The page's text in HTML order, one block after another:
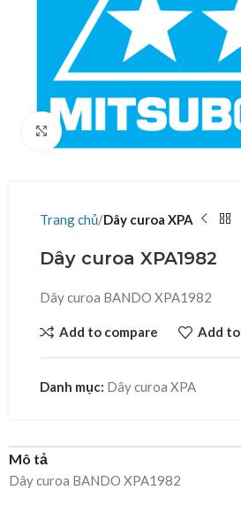
Click to enlarge
Trang chủ Dây curoa XPA
Dây curoa XPA1982
Dây curoa BANDO XPA1982
Add to compare Add
Danh mục: Dây curoa XPA
Mô tả
Dây curoa BANDO XPA1982